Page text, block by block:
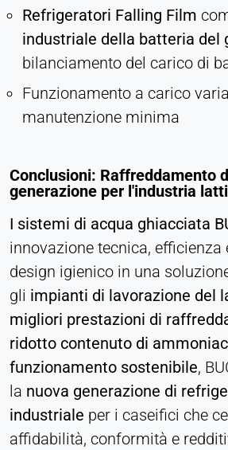
Refrigeratori Falling Film
industriale della batteria del
bilanciamento del carico di
Funzionamento a carico
manutenzione minima
Conclusioni: Raffreddamento
generazione per l'industria
I sistemi di acqua ghiacciata
innovazione tecnica, efficienza
design igienico in una
gli impianti di lavorazione del
migliori prestazioni di
ridotto contenuto di
funzionamento sostenibile,
la nuova generazione di
industriale per i caseifici che
affidabilità, conformità e